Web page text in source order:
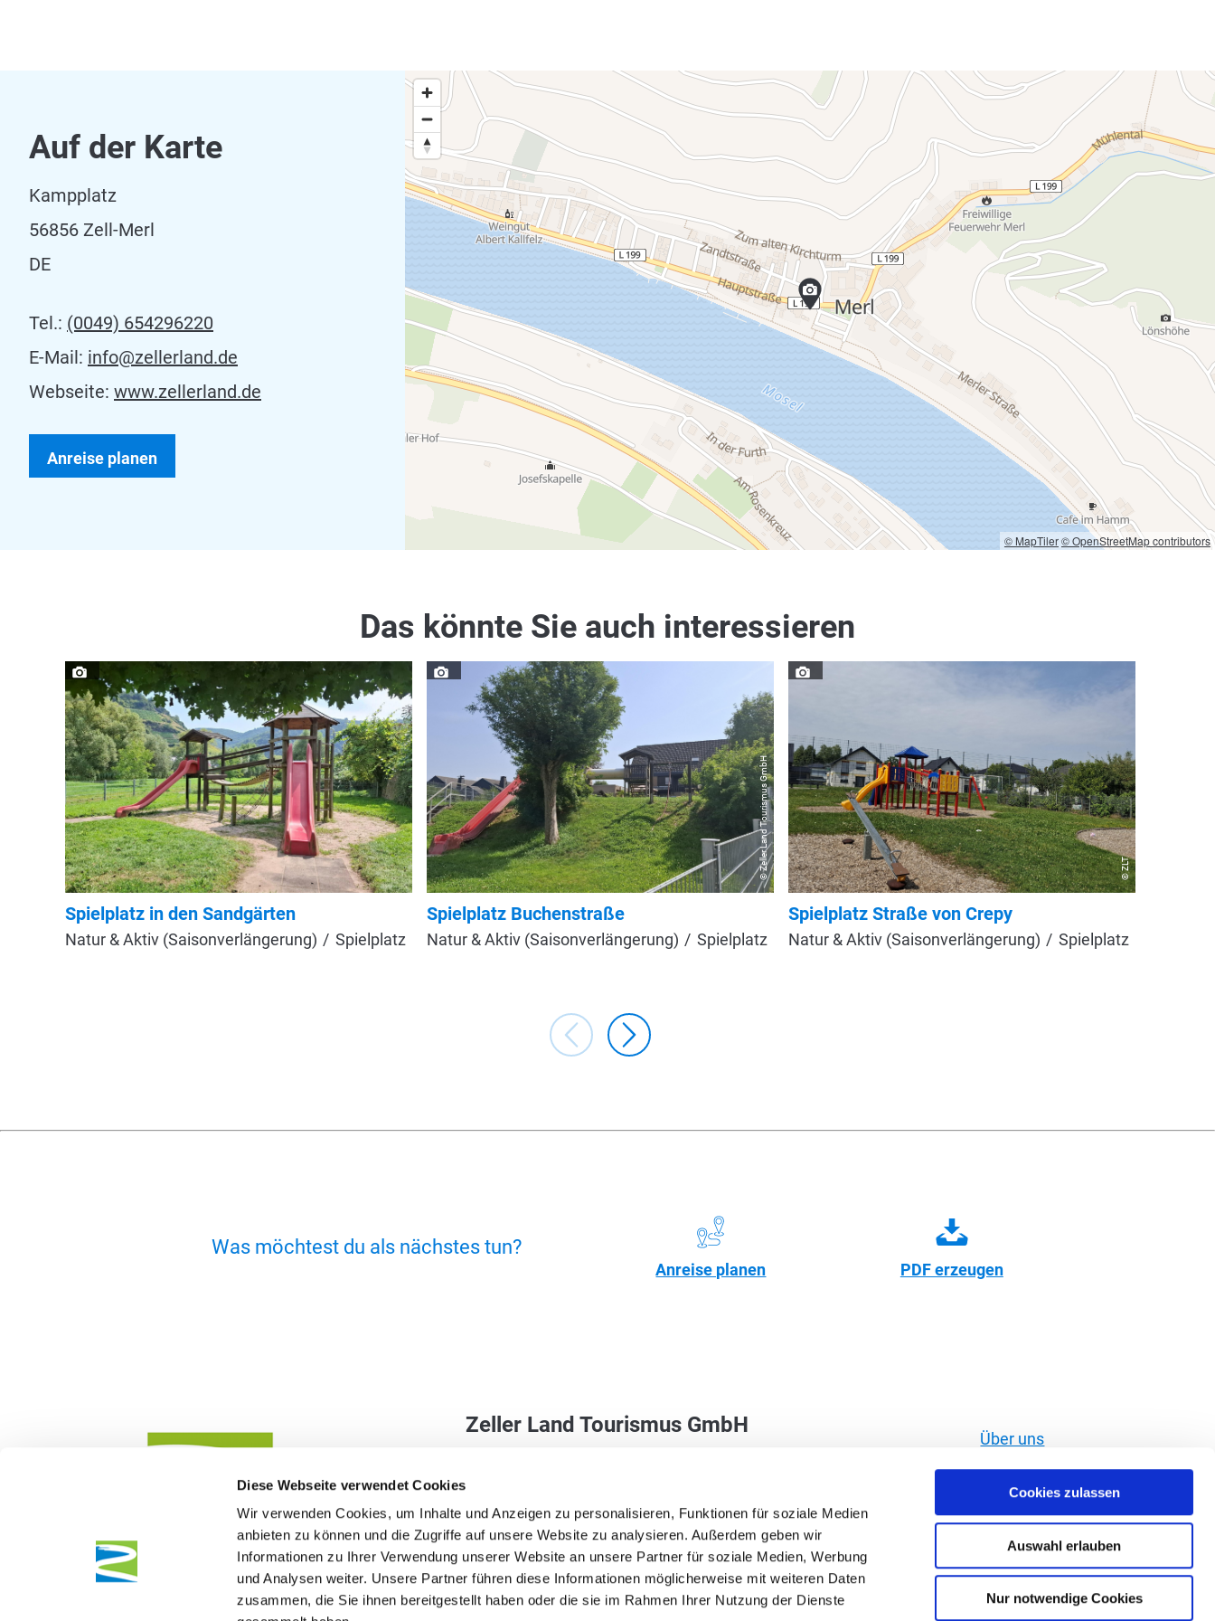
Diese Webseite verwendet Cookies
Wir verwenden Cookies, um Inhalte und Anzeigen zu personalisieren, Funktionen für soziale Medien
anbieten zu können und die Zugriffe auf unsere Website zu analysieren. Außerdem geben wir
Informationen zu Ihrer Verwendung unserer Website an unsere Partner für soziale Medien, Werbung
und Analysen weiter. Unsere Partner führen diese Informationen möglicherweise mit weiteren Daten
zusammen, die Sie ihnen bereitgestellt haben oder die sie im Rahmen Ihrer Nutzung der Dienste
Cookies zulassen
Auswahl erlauben
Nur notwendige Cookies
Auf der Karte
Kampplatz
56856 Zell-Merl
DE
Tel.: (0049) 654296220
E-Mail: info@zellerland.de
Webseite: www.zellerland.de
Anreise planen
© MapTiler© OpenStreetMap contributors
Das könnte Sie auch interessieren
Spielplatz in den Sandgärten
Natur & Aktiv (Saisonverlängerung) Spielplatz
© Zeller Land Tourismus GmbH
Spielplatz Buchenstraße
Natur & Aktiv (Saisonverlängerung) Spielplatz
© ZLT
Spielplatz Straße von Crepy
Natur & Aktiv (Saisonverlängerung) Spielplatz
Was möchtest du als nächstes tun?
Anreise planen PDF erzeugen
Zeller Land Tourismus GmbH
Tel. +49 6542 9622-0
info@zellerland.de
FacebookInstagram
Über uns
Widerruf erklären
Impressum
Bilddatenbank
Gastgeberservice